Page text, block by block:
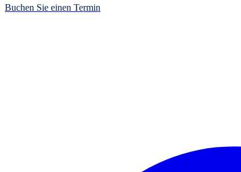
Buchen Sie einen Termin